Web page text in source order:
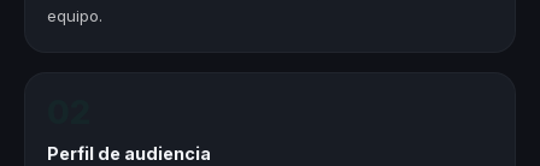
equipo.
Perfil de audiencia